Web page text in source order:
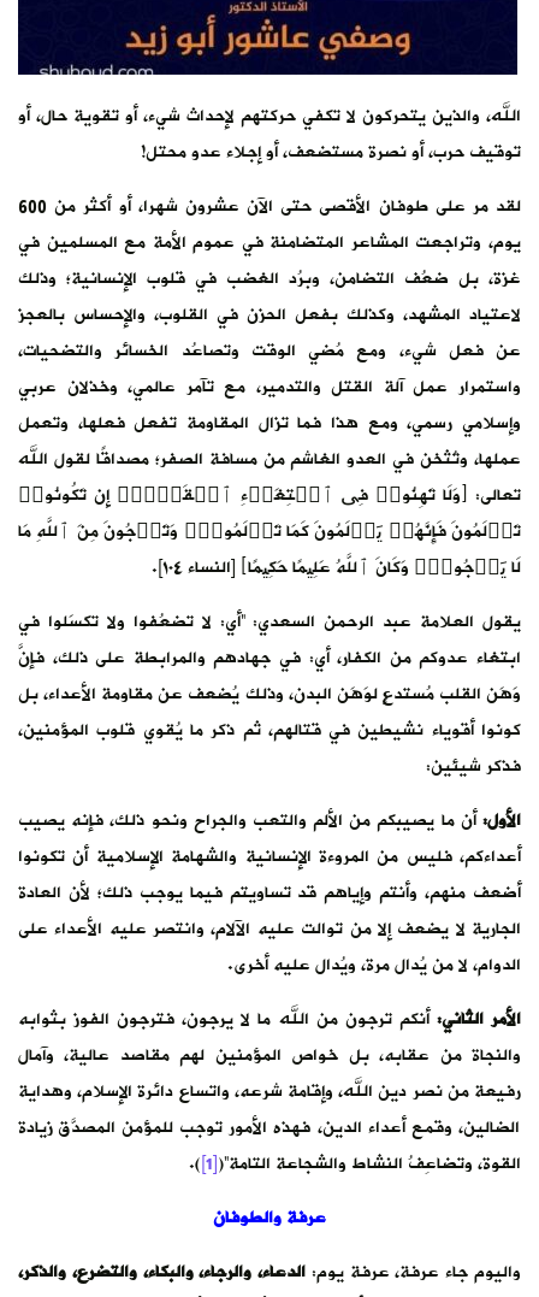
الله، والذين يتحركون لا تكفي حركتهم لإحداث شيء، أو تقوية حال، أو
توقيف حرب، أو نصرة مستضعف، أو إجلاء عدو محتل!
لقد مر على طوفان الأقصى حتى الآن عشرون شهرا، أو أكثر من 600
يوم، وتراجعت المشاعر المتضامنة في عموم الأمة مع المسلمين في
غزة، بل ضعُف التضامن، وبرُد الغضب في قلوب الإنسانية؛ وذلك
لاعتياد المشهد، وكذلك بفعل الحزن في القلوب، والإحساس بالعجز
عن فعل شيء، ومع مُضي الوقت وتصاعُد الخسائر والتضحيات،
واستمرار عمل آلة القتل والتدمير، مع تآمر عالمي، وخذلان عربي
وإسلامي رسمي، ومع هذا فما تزال المقاومة تفعل فعلها، وتعمل
عملها، وتُثخن في العدو الغاشم من مسافة الصفر؛ مصداقًا لقول الله
تعالى: ﴿وَلَا تَهِنُوا۟ فِی ٱبۡتِغَاۤءِ ٱلۡقَوۡمِۖ إِن تَكُونُوا۟
تَأۡلَمُونَ فَإِنَّهُمۡ یَأۡلَمُونَ كَمَا تَأۡلَمُونَۖ وَتَرۡجُونَ مِنَ ٱللَّهِ مَا
لَا یَرۡجُونَۗ وَكَانَ ٱللَّهُ عَلِیمًا حَكِیمًا﴾ [النساء ١٠٤].
يقول العلامة عبد الرحمن السعدي: “أي: لا تضعُفوا ولا تكسَلوا في
ابتغاء عدوكم من الكفار، أي: في جهادهم والمرابطة على ذلك، فإنَّ
وَهَن القلب مُستدعٍ لوَهَن البدن، وذلك يُضعف عن مقاومة الأعداء، بل
كونوا أقوياء نشيطين في قتالهم، ثم ذكر ما يُقوي قلوب المؤمنين،
فذكر شيئين:
الأول:أن ما يصيبكم من الألم والتعب والجراح ونحو ذلك، فإنه يصيب
أعداءكم، فليس من المروءة الإنسانية والشهامة الإسلامية أن تكونوا
أضعف منهم، وأنتم وإياهم قد تساويتم فيما يوجب ذلك؛ لأن العادة
الجارية لا يضعف إلا من توالت عليه الآلام، وانتصر عليه الأعداء على
الدوام، لا من يُدال مرة، ويُدال عليه أخرى.
الأمر الثاني:أنكم ترجون من الله ما لا يرجون، فترجون الفوز بثوابه
والنجاة من عقابه، بل خواص المؤمنين لهم مقاصد عالية، وآمال
رفيعة من نصر دين الله، وإقامة شرعه، واتساع دائرة الإسلام، وهداية
الضالين، وقمع أعداء الدين، فهذه الأمور توجب للمؤمن المصدّق زيادةَ
القوة، وتضاعِفُ النشاط والشجاعة التامة”([1]
).
عرفة والطوفان
واليوم جاء عرفة، عرفة يوم:الدعاء، والرجاء، والبكاء، والتضرع، والذكر،